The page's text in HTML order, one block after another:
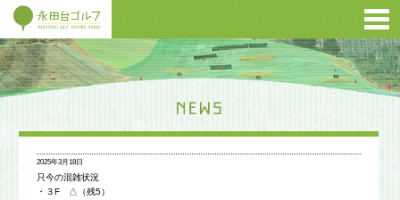
2025年3月18日
只今の混雑状況
・３F △（残5）